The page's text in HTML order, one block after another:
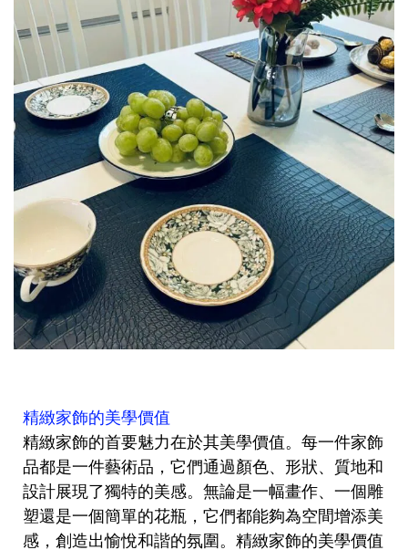
精緻家飾的美學價值
精緻家飾的首要魅力在於其美學價值。每一件家飾
品都是一件藝術品，它們通過顏色、形狀、質地和
設計展現了獨特的美感。無論是一幅畫作、一個雕
塑還是一個簡單的花瓶，它們都能夠為空間增添美
感，創造出愉悅和諧的氛圍。精緻家飾的美學價值